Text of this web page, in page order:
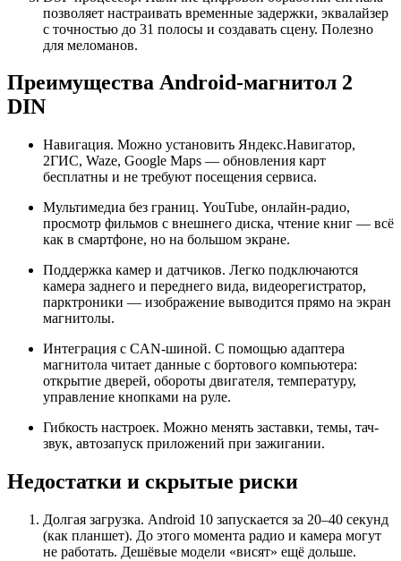
позволяет настраивать временные задержки, эквалайзер
с точностью до 31 полосы и создавать сцену. Полезно
для меломанов.
Преимущества Android-магнитол 2
DIN
Навигация. Можно установить Яндекс.Навигатор,
2ГИС, Waze, Google Maps — обновления карт
бесплатны и не требуют посещения сервиса.
Мультимедиа без границ. YouTube, онлайн-радио,
просмотр фильмов с внешнего диска, чтение книг — всё
как в смартфоне, но на большом экране.
Поддержка камер и датчиков. Легко подключаются
камера заднего и переднего вида, видеорегистратор,
парктроники — изображение выводится прямо на экран
магнитолы.
Интеграция с CAN-шиной. С помощью адаптера
магнитола читает данные с бортового компьютера:
открытие дверей, обороты двигателя, температуру,
управление кнопками на руле.
Гибкость настроек. Можно менять заставки, темы, тач-
звук, автозапуск приложений при зажигании.
Недостатки и скрытые риски
Долгая загрузка. Android 10 запускается за 20–40 секунд
(как планшет). До этого момента радио и камера могут
не работать. Дешёвые модели «висят» ещё дольше.